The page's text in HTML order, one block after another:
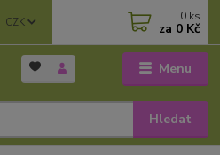
Menu
CZK
Hledat
0 ks
za 0 Kč